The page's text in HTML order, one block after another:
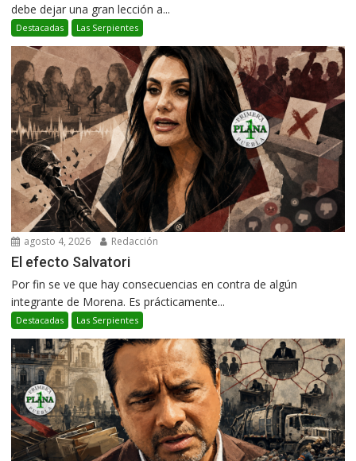
debe dejar una gran lección a...
Destacadas Las Serpientes
agosto 4, 2026 Redacción
El efecto Salvatori
Por fin se ve que hay consecuencias en contra de algún
integrante de Morena. Es prácticamente...
Destacadas Las Serpientes